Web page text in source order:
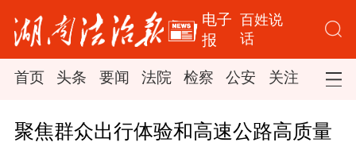
电子
报
百姓说
话
首页 头条 要闻 法院 检察 公安 关注 司法
聚焦群众出行体验和高速公路高质量